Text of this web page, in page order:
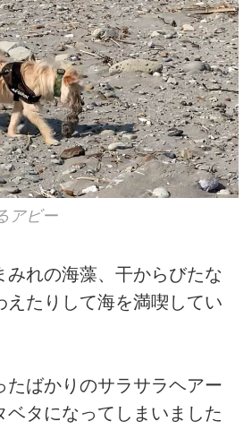
アビー
みれの海藻、干からびたな
えたりして海を満喫してい
たばかりのサラサラヘアー
ベタになってしまいました